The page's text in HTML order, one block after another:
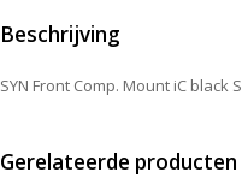
Beschrijving
SYN Front Comp. Mount iC black S
Gerelateerde producten